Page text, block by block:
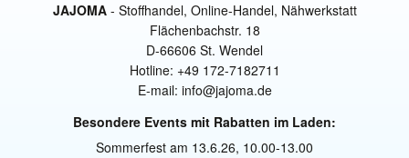
JAJOMA- Stoffhandel, Online-Handel, Nähwerkstatt
Flächenbachstr. 18
D-66606 St. Wendel
Hotline: +49 172-7182711
E-mail: info@jajoma.de
Besondere Events mit Rabatten im Laden:
Sommerfest am 13.6.26, 10.00-13.00